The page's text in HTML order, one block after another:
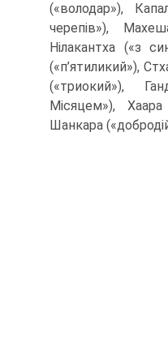
(«володар»),
черепів»),
Нілакантха («з
(«п’ятиликий»),
(«триокий»),
Місяцем»),
Шанкара